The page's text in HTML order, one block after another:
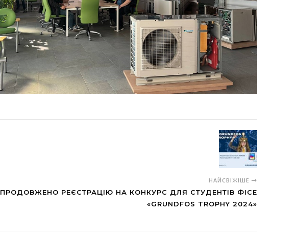
НАЙСВІЖІШЕ
ПРОДОВЖЕНО РЕЄСТРАЦІЮ НА КОНКУРС ДЛЯ СТУДЕНТІВ ФІСЕ
«GRUNDFOS TROPHY 2024»